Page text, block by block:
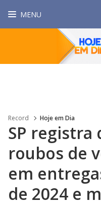
MENU
Record Hoje em Dia
SP registra
roubos de
em
de 2024 e